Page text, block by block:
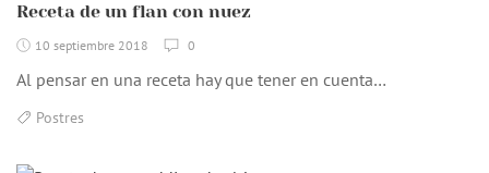
Receta de un flan con nuez
10 septiembre 2018 0
Al pensar en una receta hay que tener en cuenta…
Postres